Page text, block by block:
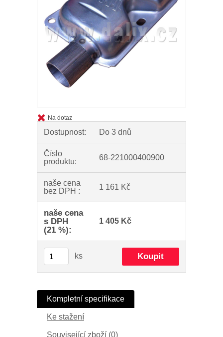
Na dotaz
Dostupnost: Do 3 dnů
Číslo
produktu:
68-221000400900
naše cena
bez DPH :
1 161 Kč
naše cena
s DPH
(21 %):
1 405 Kč
ks
Kompletní specifikace
Ke stažení
Související zboží (0)